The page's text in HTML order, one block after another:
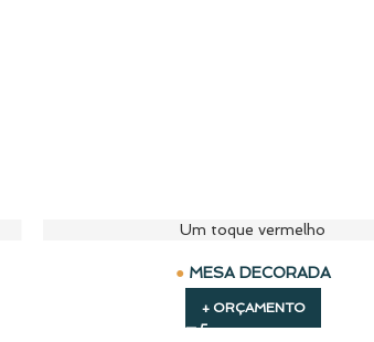
Tem louça nova no nosso acervo: Linha Mandala
MESA DECORADA
+ ORÇAMENTO